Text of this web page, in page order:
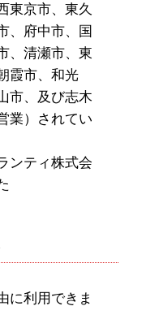
東京市、東久
、府中市、国
、清瀬市、東
霞市、和光
市、及び志木
業）されてい
ンティ株式会
に利用できま